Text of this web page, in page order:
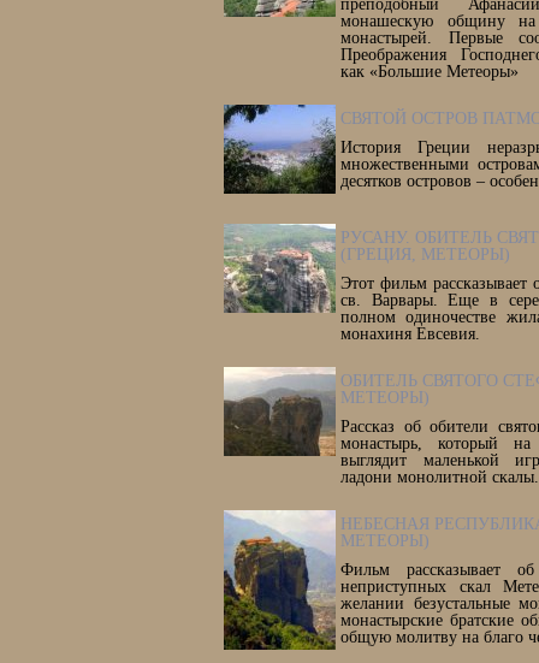
преподобный
монашескую общину
монастырей. Первые
Преображения
как «Большие Метеоры»
СВЯТОЙ ОСТРОВ
История Греции
множественными
десятков островов –
РУСАНУ. ОБИТЕЛЬ
(ГРЕЦИЯ, МЕТЕОРЫ)
Этот фильм рассказывает
св. Варвары. Еще в
полном одиночестве
монахиня Евсевия.
ОБИТЕЛЬ СВЯТОГО
МЕТЕОРЫ)
Рассказ об обители
монастырь, который
выглядит маленькой
ладони монолитной скалы.
НЕБЕСНАЯ
МЕТЕОРЫ)
Фильм рассказывает
неприступных скал
желании безустальные
монастырские братские
общую молитву на благо